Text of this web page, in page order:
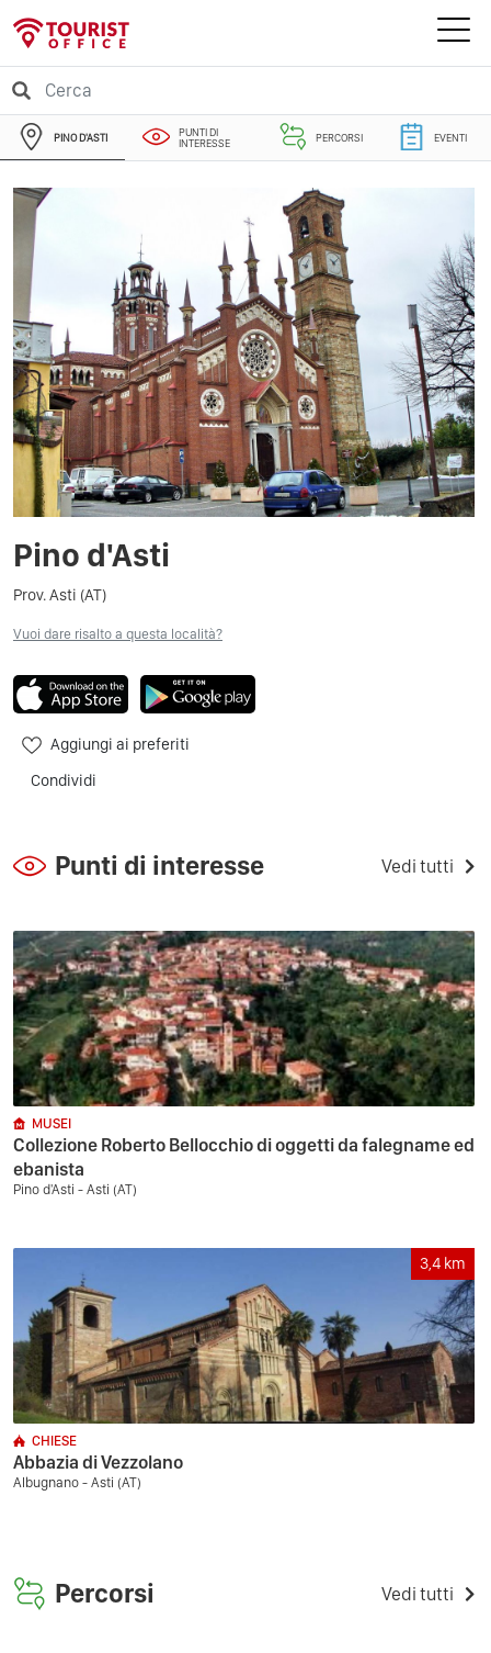
PINO D'ASTI
PUNTI DI
INTERESSE
PERCORSI EVENTI
Pino d'Asti
Prov. Asti (AT)
Vuoi dare risalto a questa località?
Aggiungi ai preferiti
Condividi
Punti di interesse Vedi tutti
MUSEI
Collezione Roberto Bellocchio di oggetti da falegname ed
ebanista
Pino d'Asti - Asti (AT)
3,4 km
CHIESE
Abbazia di Vezzolano
Albugnano - Asti (AT)
Percorsi Vedi tutti